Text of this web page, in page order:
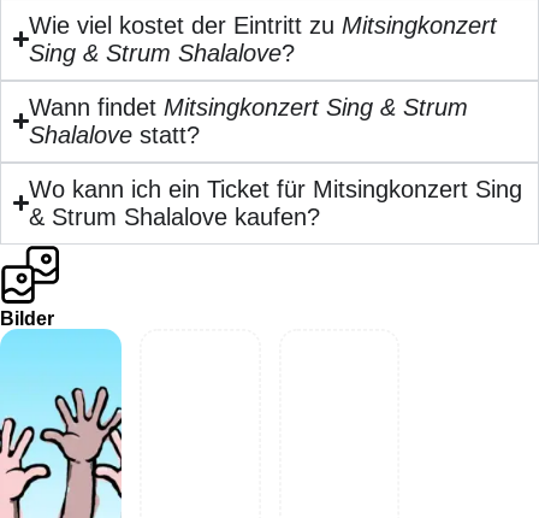
Wie viel kostet der Eintritt zuMitsingkonzert
Sing & Strum Shalalove?
Wann findetMitsingkonzert Sing & Strum
Shalalove statt?
Wo kann ich ein Ticket für Mitsingkonzert Sing
& Strum Shalalove kaufen?
Bilder